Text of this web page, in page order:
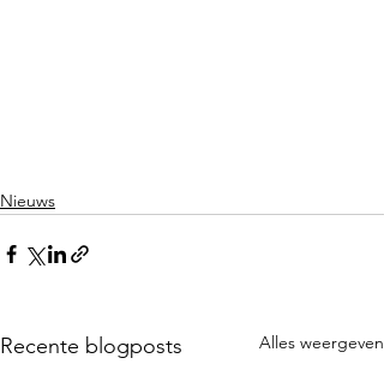
Nieuws
Recente blogposts Alles weergeven